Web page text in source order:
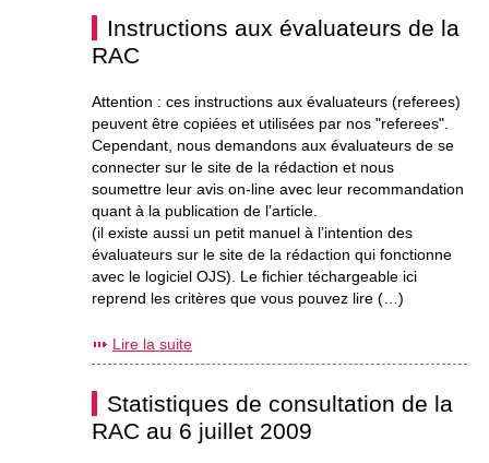
Instructions aux évaluateurs de la
RAC
Attention : ces instructions aux évaluateurs (referees)
peuvent être copiées et utilisées par nos "referees".
Cependant, nous demandons aux évaluateurs de se
connecter sur le site de la rédaction et nous
soumettre leur avis on-line avec leur recommandation
quant à la publication de l’article.
(il existe aussi un petit manuel à l’intention des
évaluateurs sur le site de la rédaction qui fonctionne
avec le logiciel OJS). Le fichier téchargeable ici
reprend les critères que vous pouvez lire (…)
Lire la suite
Statistiques de consultation de la
RAC au 6 juillet 2009